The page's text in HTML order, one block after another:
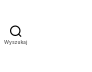
Wyszukaj